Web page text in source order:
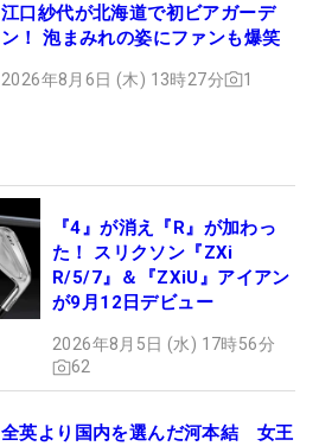
江口紗代が北海道で初ビアガーデ
ン！ 泡まみれの姿にファンも爆笑
2026年8月6日 (木) 13時27分 1
『4』が消え『R』が加わっ
た！ スリクソン『ZXi
R/5/7』＆『ZXiU』アイアン
が9月12日デビュー
2026年8月5日 (水) 17時56分
62
全英より国内を選んだ河本結 女王